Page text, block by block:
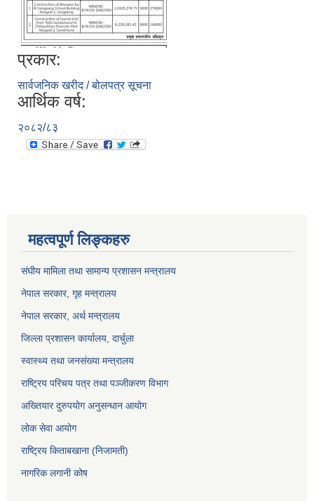
प्रकार:
सार्वजनिक खरीद / बोलपत्र सूचना
आर्थिक वर्ष:
२०८२/८३
महत्वपूर्ण लिङ्कहरु
संघीय मामिला तथा सामान्य प्रशासन मन्त्रालय
नेपाल सरकार, गृह मन्त्रालय
नेपाल सरकार, अर्थ मन्त्रालय
जिल्ला प्रशासन कार्यालय, दार्चुला
स्वास्थ्य तथा जनसंख्या मन्त्रालय
राष्ट्रिय परिचय पत्र तथा पञ्जीकरण विभाग
अख्तियार दुरुपयोग अनुसन्धान आयोग
लोक सेवा आयोग
राष्ट्रिय किताबखाना (निजामती)
नागरिक लगानी कोष